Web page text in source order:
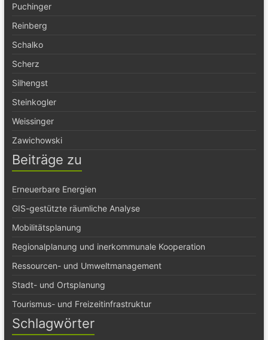
Puchinger
Reinberg
Schalko
Scherz
Silhengst
Steinkogler
Weissinger
Zawichowski
Beiträge zu
Erneuerbare Energien
GIS-gestützte räumliche Analyse
Mobilitätsplanung
Regionalplanung und inerkommunale Kooperation
Ressourcen- und Umweltmanagement
Stadt- und Ortsplanung
Tourismus- und Freizeitinfrastruktur
Schlagwörter